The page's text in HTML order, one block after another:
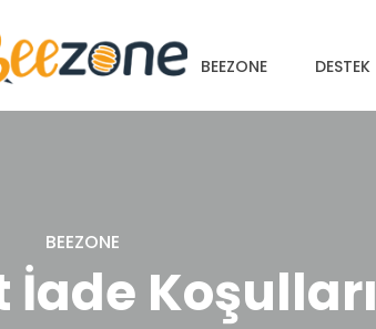
BEEZONE DESTEK
BEEZONE
Koşulları